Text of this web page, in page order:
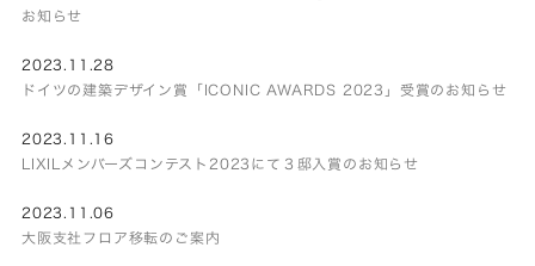
お知らせ
2023.11.28
ドイツの建築デザイン賞「ICONIC AWARDS 2023」受賞のお知らせ
2023.11.16
LIXILメンバーズコンテスト2023にて３邸入賞のお知らせ
2023.11.06
大阪支社フロア移転のご案内